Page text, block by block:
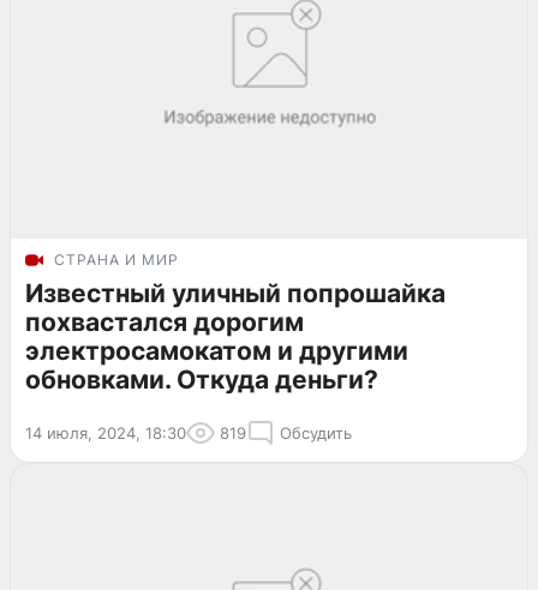
СТРАНА И МИР
Известный уличный попрошайка
похвастался дорогим
электросамокатом и другими
обновками. Откуда деньги?
14 июля, 2024, 18:30 819 Обсудить